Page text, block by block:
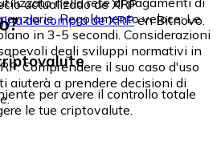
Regolamento veloce: Le
in 3-5 secondi. Considerazioni
degli sviluppi normativi in
Comprendere il suo caso d'uso
aiuterà a prendere decisioni di
actualizado de XRP
de compra de XRPen Bitnovo.
per avere il controllo totale
le tue criptovalute.